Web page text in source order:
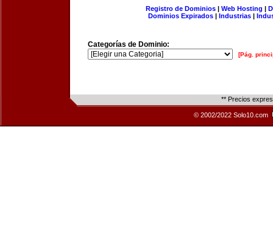
Registro de Dominios| Web Hosting |
Dominios Expirados | Industrias |
Categorías de Dominio:
[Pág.
** Precios
© 2002/2022 Solo10.com